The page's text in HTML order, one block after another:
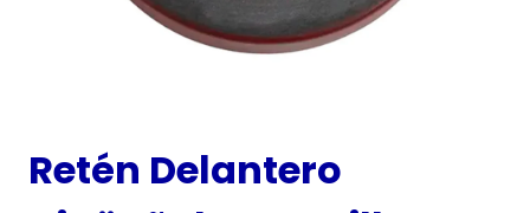
Retén Delantero